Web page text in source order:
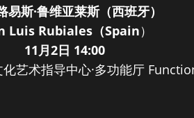
易斯·鲁维亚莱斯（西班牙）
Luis Rubiales（Spain）
11月2日 14:00
艺术指导中心·多功能厅